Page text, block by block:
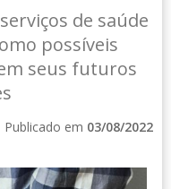
de saúde
possíveis
seus futuros
Publicado em 03/08/2022